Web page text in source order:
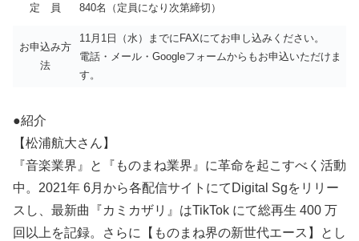
定 員 840名（定員になり次第締切）
お申込み方
法
11月1日（水）までにFAXにてお申し込みください。
電話・メール・Googleフォームからもお申込いただけま
す。
●紹介
【松浦航大さん】
『音楽業界』と『ものまね業界』に革命を起こすべく活動
中。2021年 6月から各配信サイトにてDigital Sgをリリー
スし、最新曲『カミカザリ』はTikTok にて総再生 400 万
回以上を記録。さらに【ものまね界の新世代エース】とし